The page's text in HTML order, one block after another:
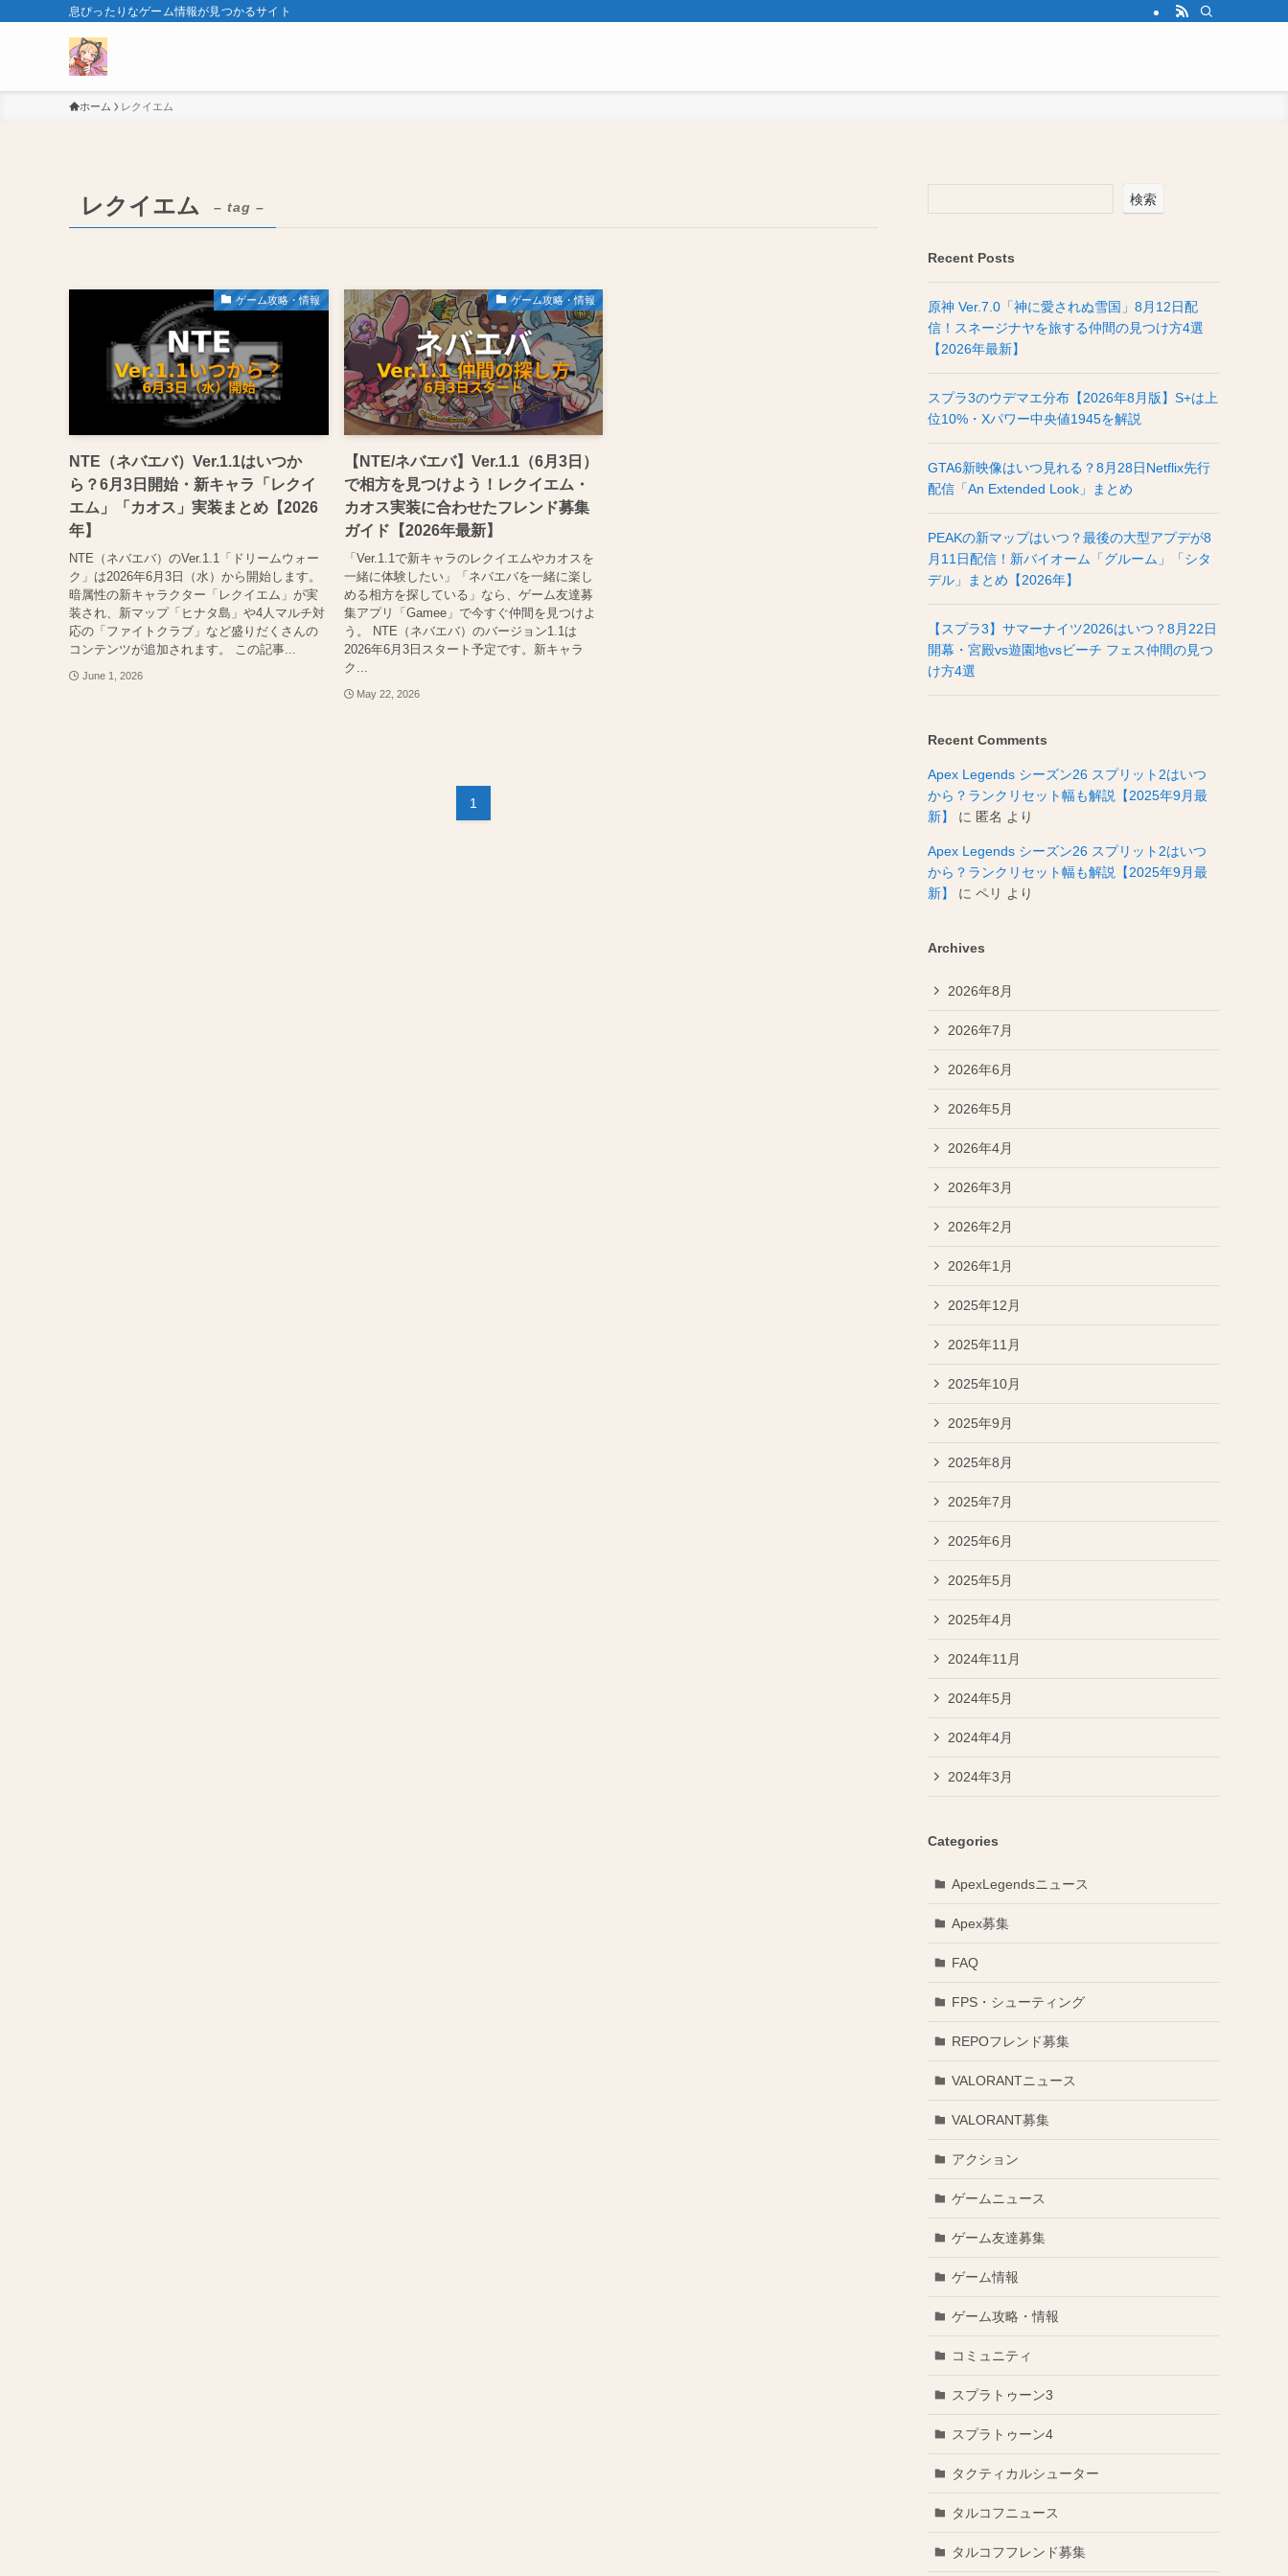
息ぴったりなゲーム情報が見つかるサイト
ホーム レクイエム
レクイエム – tag –
ゲーム攻略・情報
NTE（ネバエバ）Ver.1.1はいつか
ら？6月3日開始・新キャラ「レクイ
エム」「カオス」実装まとめ【2026
年】
NTE（ネバエバ）のVer.1.1「ドリームウォー
ク」は2026年6月3日（水）から開始します。
暗属性の新キャラクター「レクイエム」が実
装され、新マップ「ヒナタ島」や4人マルチ対
応の「ファイトクラブ」など盛りだくさんの
コンテンツが追加されます。 この記事...
June 1, 2026
ゲーム攻略・情報
【NTE/ネバエバ】Ver.1.1（6月3日）
で相方を見つけよう！レクイエム・
カオス実装に合わせたフレンド募集
ガイド【2026年最新】
「Ver.1.1で新キャラのレクイエムやカオスを
一緒に体験したい」「ネバエバを一緒に楽し
める相方を探している」なら、ゲーム友達募
集アプリ「Gamee」で今すぐ仲間を見つけよ
う。 NTE（ネバエバ）のバージョン1.1は
2026年6月3日スタート予定です。新キャラ
ク...
May 22, 2026
1
検索
Recent Posts
原神 Ver.7.0「神に愛されぬ雪国」8月12日配
信！スネージナヤを旅する仲間の見つけ方4選
【2026年最新】
スプラ3のウデマエ分布【2026年8月版】S+は上
位10%・Xパワー中央値1945を解説
GTA6新映像はいつ見れる？8月28日Netflix先行
配信「An Extended Look」まとめ
PEAKの新マップはいつ？最後の大型アプデが8
月11日配信！新バイオーム「グルーム」「シタ
デル」まとめ【2026年】
【スプラ3】サマーナイツ2026はいつ？8月22日
開幕・宮殿vs遊園地vsビーチ フェス仲間の見つ
け方4選
Recent Comments
Apex Legends シーズン26 スプリット2はいつ
から？ランクリセット幅も解説【2025年9月最
新】
に 匿名 より
Apex Legends シーズン26 スプリット2はいつ
から？ランクリセット幅も解説【2025年9月最
新】
に ペリ より
Archives
2026年8月
2026年7月
2026年6月
2026年5月
2026年4月
2026年3月
2026年2月
2026年1月
2025年12月
2025年11月
2025年10月
2025年9月
2025年8月
2025年7月
2025年6月
2025年5月
2025年4月
2024年11月
2024年5月
2024年4月
2024年3月
Categories
ApexLegendsニュース
Apex募集
FAQ
FPS・シューティング
REPOフレンド募集
VALORANTニュース
VALORANT募集
アクション
ゲームニュース
ゲーム友達募集
ゲーム情報
ゲーム攻略・情報
コミュニティ
スプラトゥーン3
スプラトゥーン4
タクティカルシューター
タルコフニュース
タルコフフレンド募集